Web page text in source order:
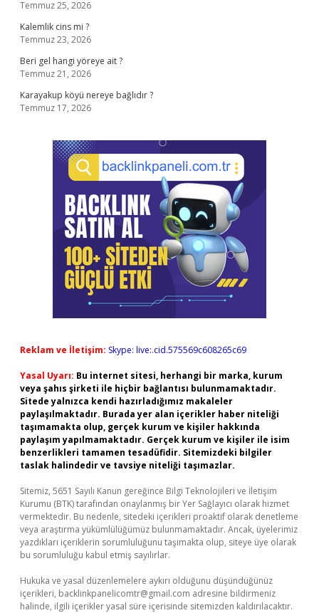
Temmuz 25, 2026
Kalemlik cins mi ?
Temmuz 23, 2026
Beri gel hangi yöreye ait ?
Temmuz 21, 2026
Karayakup köyü nereye bağlıdır ?
Temmuz 17, 2026
Reklam ve İletişim: Skype: live:.cid.575569c608265c69
Yasal Uyarı: Bu internet sitesi, herhangi bir marka, kurum
veya şahıs şirketi ile hiçbir bağlantısı bulunmamaktadır.
Sitede yalnızca kendi hazırladığımız makaleler
paylaşılmaktadır. Burada yer alan içerikler haber niteliği
taşımamakta olup, gerçek kurum ve kişiler hakkında
paylaşım yapılmamaktadır. Gerçek kurum ve kişiler ile isim
benzerlikleri tamamen tesadüfidir. Sitemizdeki bilgiler
taslak halindedir ve tavsiye niteliği taşımazlar.
Sitemiz, 5651 Sayılı Kanun gereğince Bilgi Teknolojileri ve İletişim
Kurumu (BTK) tarafından onaylanmış bir Yer Sağlayıcı olarak hizmet
vermektedir. Bu nedenle, sitedeki içerikleri proaktif olarak denetleme
veya araştırma yükümlülüğümüz bulunmamaktadır. Ancak, üyelerimiz
yazdıkları içeriklerin sorumluluğunu taşımakta olup, siteye üye olarak
bu sorumluluğu kabul etmiş sayılırlar.
Hukuka ve yasal düzenlemelere aykırı olduğunu düşündüğünüz
içerikleri, backlinkpanelicomtr@gmail.com adresine bildirmeniz
halinde, ilgili içerikler yasal süre içerisinde sitemizden kaldırılacaktır.